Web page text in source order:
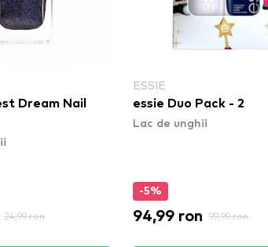
Dream Nail
24,99 ron
ESSIE
essie Duo Pack - 2
Lac de unghii
-5%
94,99 ron 99,99 ron